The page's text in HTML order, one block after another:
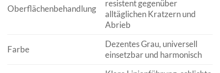
Oberflächenbehandlung
resistent gegenüber
alltäglichen Kratzern und
Abrieb
Farbe
Dezentes Grau, universell
einsetzbar und harmonisch